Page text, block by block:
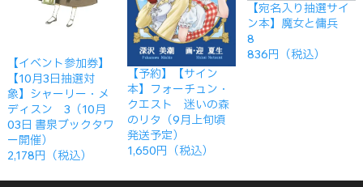
【イベント参加券】
【10月3日抽選対
象】シャーリー・メ
ディスン 3（10月
03日 書泉ブックタワ
ー開催）
2,178円（税込）
【予約】【サイン
本】フォーチュン・
クエスト 迷いの森
のリタ（9月上旬頃
発送予定）
1,650円（税込）
【宛名入り抽選サイ
ン本】魔女と傭兵
8
836円（税込）